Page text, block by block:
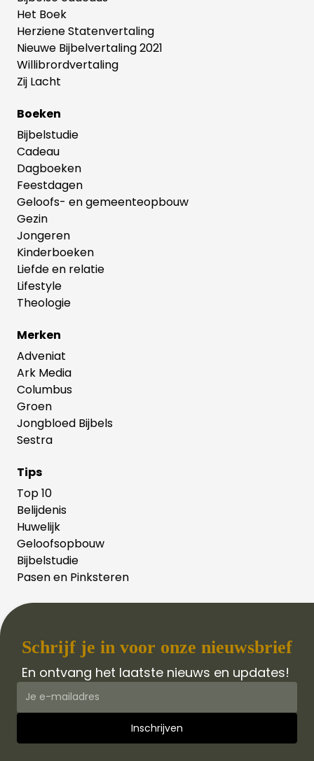
één boek. Ook hebben de boeken een modern,
nieuw omslag gekregen: dezelfde tijdloze en
verdiepende inhoud in een fris, nieuw jasje.
Het Boek
Herziene Statenvertaling
Nieuwe Bijbelvertaling 2021
Willibrordvertaling
Zij Lacht
Boeken
Bijbelstudie
Cadeau
Dagboeken
Feestdagen
Geloofs- en gemeenteopbouw
Gezin
Jongeren
Kinderboeken
Liefde en relatie
Lifestyle
Theologie
Merken
Adveniat
Ark Media
Columbus
Groen
Jongbloed Bijbels
Sestra
Tips
Top 10
Belijdenis
Huwelijk
Geloofsopbouw
Bijbelstudie
Pasen en Pinksteren
Schrijf je in voor onze nieuwsbrief
En ontvang het laatste nieuws en updates!